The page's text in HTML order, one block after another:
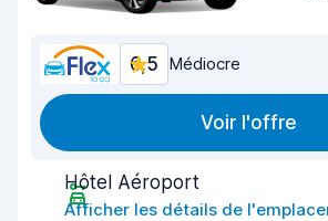
6,5 Médiocre
Voir l'offre
Hôtel Aéroport
Afficher les détails de